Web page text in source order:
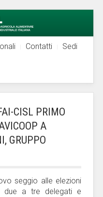
Contatti
Sedi
CISL PRIMO
A
GRUPPO
seggio alle elezioni
due a tre delegati e